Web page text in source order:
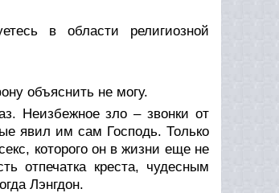
в области религиозной
объяснить не могу.
Неизбежное зло – звонки от
явил им сам Господь. Только
которого он в жизни еще не
отпечатка креста, чудесным
Лэнгдон.